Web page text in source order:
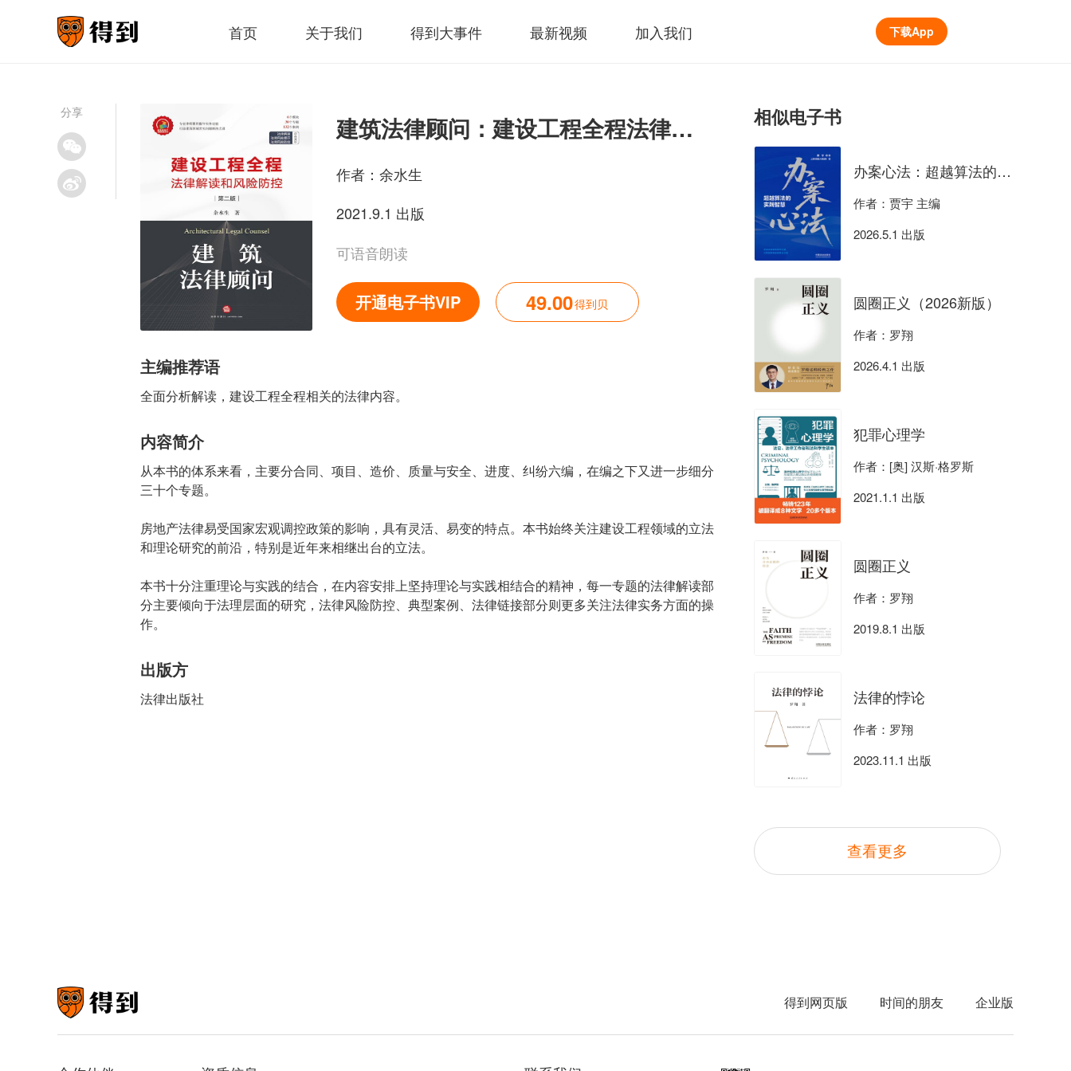
首页 关于我们 得到大事件 最新视频 加入我们 下载App
分享
建筑法律顾问：建设工程全程法律解读和风险防控（第二版）
作者： 余水生
2021.9.1 出版
可语音朗读
开通电子书VIP 49.00得到贝
主编推荐语
全面分析解读，建设工程全程相关的法律内容。
内容简介
从本书的体系来看，主要分合同、项目、造价、质量与安全、进度、纠纷六编，在编之下又进一步细分
三十个专题。
房地产法律易受国家宏观调控政策的影响，具有灵活、易变的特点。本书始终关注建设工程领域的立法
和理论研究的前沿，特别是近年来相继出台的立法。
本书十分注重理论与实践的结合，在内容安排上坚持理论与实践相结合的精神，每一专题的法律解读部
分主要倾向于法理层面的研究，法律风险防控、典型案例、法律链接部分则更多关注法律实务方面的操
作。
出版方
法律出版社
相似电子书
办案心法：超越算法的实践智慧
作者：贾宇 主编
2026.5.1 出版
圆圈正义（2026新版）
作者：罗翔
2026.4.1 出版
犯罪心理学
作者：[奥] 汉斯·格罗斯
2021.1.1 出版
圆圈正义
作者：罗翔
2019.8.1 出版
法律的悖论
作者：罗翔
2023.11.1 出版
查看更多
得到网页版 时间的朋友 企业版